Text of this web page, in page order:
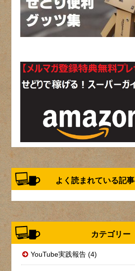
よく読まれている記
カテゴリー
YouTube実践報告 (4)